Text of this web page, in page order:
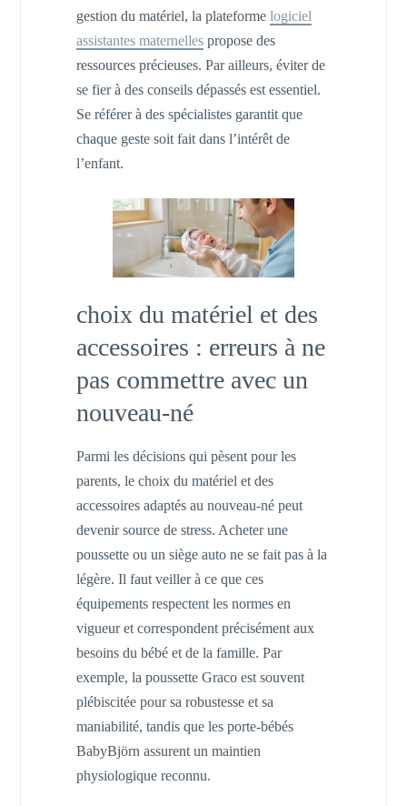
gestion du matériel, la plateforme logiciel
assistantes maternellespropose des
ressources précieuses. Par ailleurs, éviter de
se fier à des conseils dépassés est essentiel.
Se référer à des spécialistes garantit que
chaque geste soit fait dans l’intérêt de
l’enfant.
choix du matériel et des
accessoires : erreurs à ne
pas commettre avec un
nouveau-né
Parmi les décisions qui pèsent pour les
parents, le choix du matériel et des
accessoires adaptés au nouveau-né peut
devenir source de stress. Acheter une
poussette ou un siège auto ne se fait pas à la
légère. Il faut veiller à ce que ces
équipements respectent les normes en
vigueur et correspondent précisément aux
besoins du bébé et de la famille. Par
exemple, la poussette Graco est souvent
plébiscitée pour sa robustesse et sa
maniabilité, tandis que les porte-bébés
BabyBjörn assurent un maintien
physiologique reconnu.